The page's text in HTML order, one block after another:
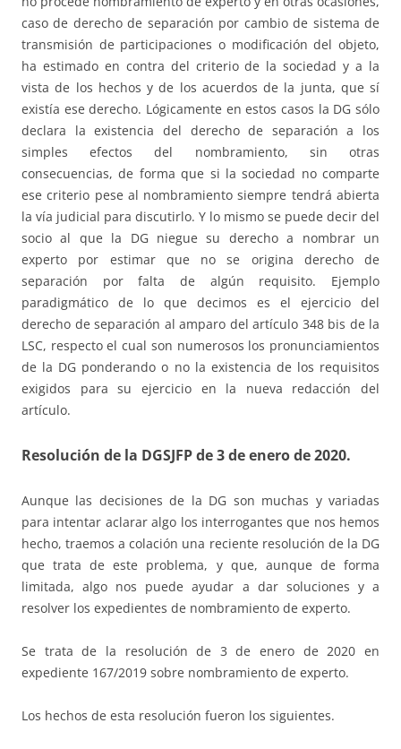
caso de derecho de separación por cambio de sistema de
transmisión de participaciones o modificación del objeto,
ha estimado en contra del criterio de la sociedad y a la
vista de los hechos y de los acuerdos de la junta, que sí
existía ese derecho. Lógicamente en estos casos la DG sólo
declara la existencia del derecho de separación a los
simples efectos del nombramiento, sin otras
consecuencias, de forma que si la sociedad no comparte
ese criterio pese al nombramiento siempre tendrá abierta
la vía judicial para discutirlo. Y lo mismo se puede decir del
socio al que la DG niegue su derecho a nombrar un
experto por estimar que no se origina derecho de
separación por falta de algún requisito. Ejemplo
paradigmático de lo que decimos es el ejercicio del
derecho de separación al amparo del artículo 348 bis de la
LSC, respecto el cual son numerosos los pronunciamientos
de la DG ponderando o no la existencia de los requisitos
exigidos para su ejercicio en la nueva redacción del
artículo.
Resolución de la DGSJFP de 3 de enero de 2020.
Aunque las decisiones de la DG son muchas y variadas
para intentar aclarar algo los interrogantes que nos hemos
hecho, traemos a colación una reciente resolución de la DG
que trata de este problema, y que, aunque de forma
limitada, algo nos puede ayudar a dar soluciones y a
resolver los expedientes de nombramiento de experto.
Se trata de la resolución de 3 de enero de 2020 en
expediente 167/2019 sobre nombramiento de experto.
Los hechos de esta resolución fueron los siguientes.